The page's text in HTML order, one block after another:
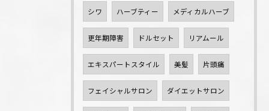
シワ ハーブティー メディカルハーブ
更年期障害 ドルセット リアムール
エキスパートスタイル 美髪 片頭痛
フェイシャルサロン ダイエットサロン